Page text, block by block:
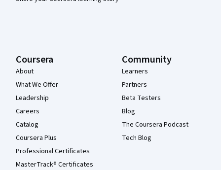
Coursera
About
What We Offer
Leadership
Careers
Catalog
Coursera Plus
Professional Certificates
MasterTrack® Certificates
Community
Learners
Partners
Beta Testers
Blog
The Coursera Podcast
Tech Blog